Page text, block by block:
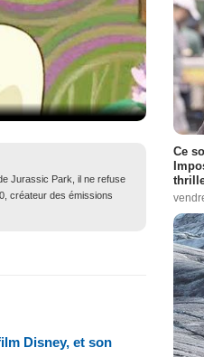
Jurassic Park, il ne refuse
créateur des émissions
Disney, et son
Ce